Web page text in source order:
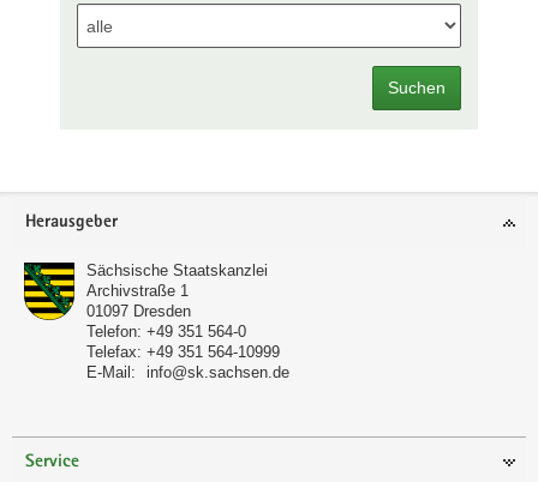
Suchen
Footer-
Herausgeber
Sächsische Staatskanzlei
Archivstraße 1
01097 Dresden
Telefon: +49 351 564-0
Telefax: +49 351 564-10999
E-Mail:
info@sk.sachsen.de
Service